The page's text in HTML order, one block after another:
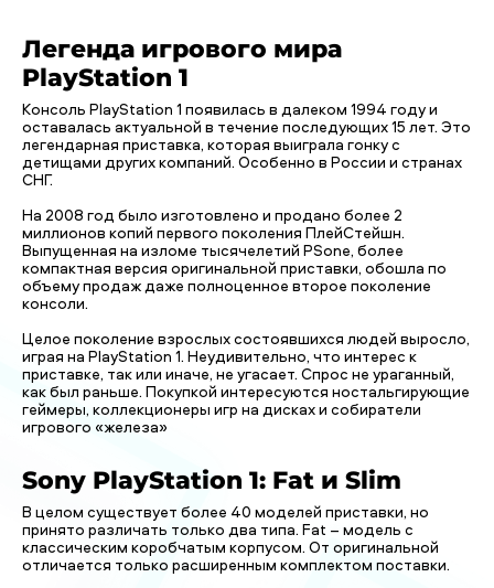
Легенда игрового мира
PlayStation 1
Консоль PlayStation 1 появилась в далеком 1994 году и
оставалась актуальной в течение последующих 15 лет. Это
легендарная приставка, которая выиграла гонку с
детищами других компаний. Особенно в России и странах
СНГ.
На 2008 год было изготовлено и продано более 2
миллионов копий первого поколения ПлейСтейшн.
Выпущенная на изломе тысячелетий PSone, более
компактная версия оригинальной приставки, обошла по
объему продаж даже полноценное второе поколение
консоли.
Целое поколение взрослых состоявшихся людей выросло,
играя на PlayStation 1. Неудивительно, что интерес к
приставке, так или иначе, не угасает. Спрос не ураганный,
как был раньше. Покупкой интересуются ностальгирующие
геймеры, коллекционеры игр на дисках и собиратели
игрового «железа»
Sony PlayStation 1: Fat и Slim
В целом существует более 40 моделей приставки, но
принято различать только два типа. Fat – модель с
классическим коробчатым корпусом. От оригинальной
отличается только расширенным комплектом поставки.